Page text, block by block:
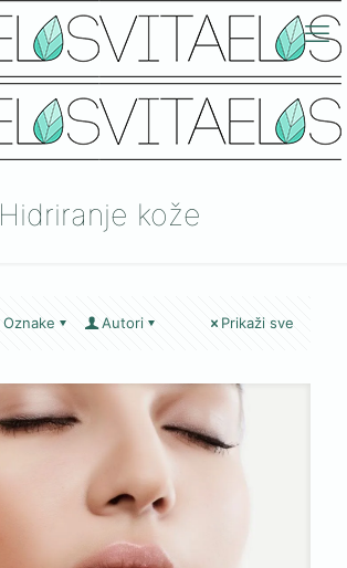
Hidriranje kože
Oznake Autori Prikaži sve